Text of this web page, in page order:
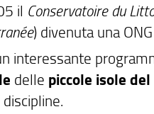
il Conservatoire du
) divenuta una
interessante
delle piccole isole